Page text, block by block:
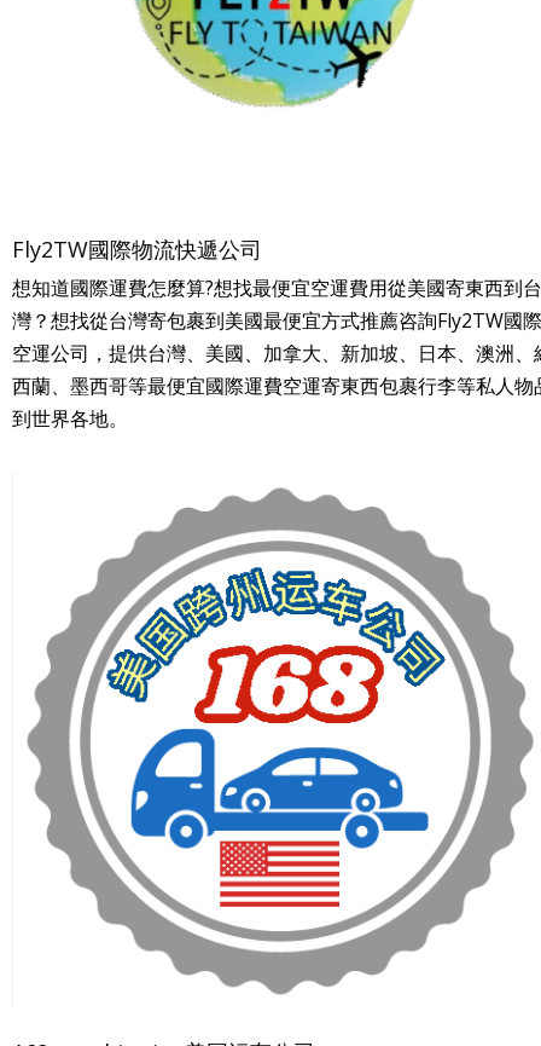
Fly2TW國際物流快遞公司
想知道國際運費怎麼算?想找最便宜空運費用從美國寄東西到台
灣？想找從台灣寄包裹到美國最便宜方式推薦咨詢Fly2TW國際
空運公司，提供台灣、美國、加拿大、新加坡、日本、澳洲、
西蘭、墨西哥等最便宜國際運費空運寄東西包裹行李等私人物
到世界各地。